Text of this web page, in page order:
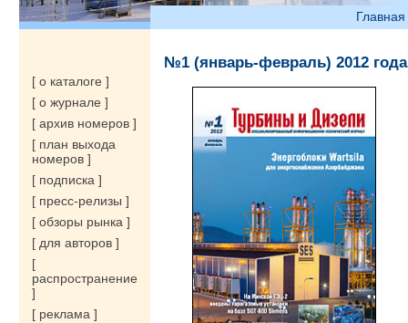
Главная
[ о каталоге ]
[ о журнале ]
[ архив номеров ]
[ план выхода
номеров ]
[ подписка ]
[ пресс-релизы ]
[ обзоры рынка ]
[ для авторов ]
[
распространение
]
[ реклама ]
№1 (январь-февраль) 2012 года